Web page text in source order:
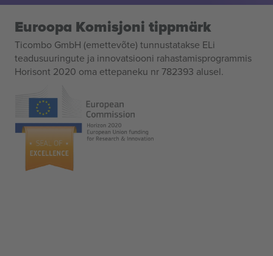
Euroopa Komisjoni tippmärk
Ticombo GmbH (emettevõte) tunnustatakse ELi
teadusuuringute ja innovatsiooni rahastamisprogrammis
Horisont 2020 oma ettepaneku nr 782393 alusel.